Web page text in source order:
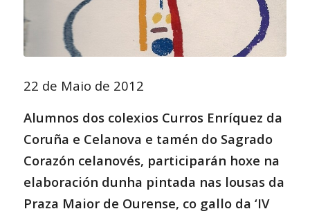
22 de Maio de 2012
Alumnos dos colexios Curros Enríquez da
Coruña e Celanova e tamén do Sagrado
Corazón celanovés, participarán hoxe na
elaboración dunha pintada nas lousas da
Praza Maior de Ourense, co gallo da ‘IV